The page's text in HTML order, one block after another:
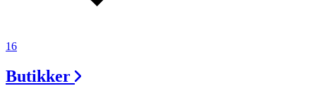
16
Butikker